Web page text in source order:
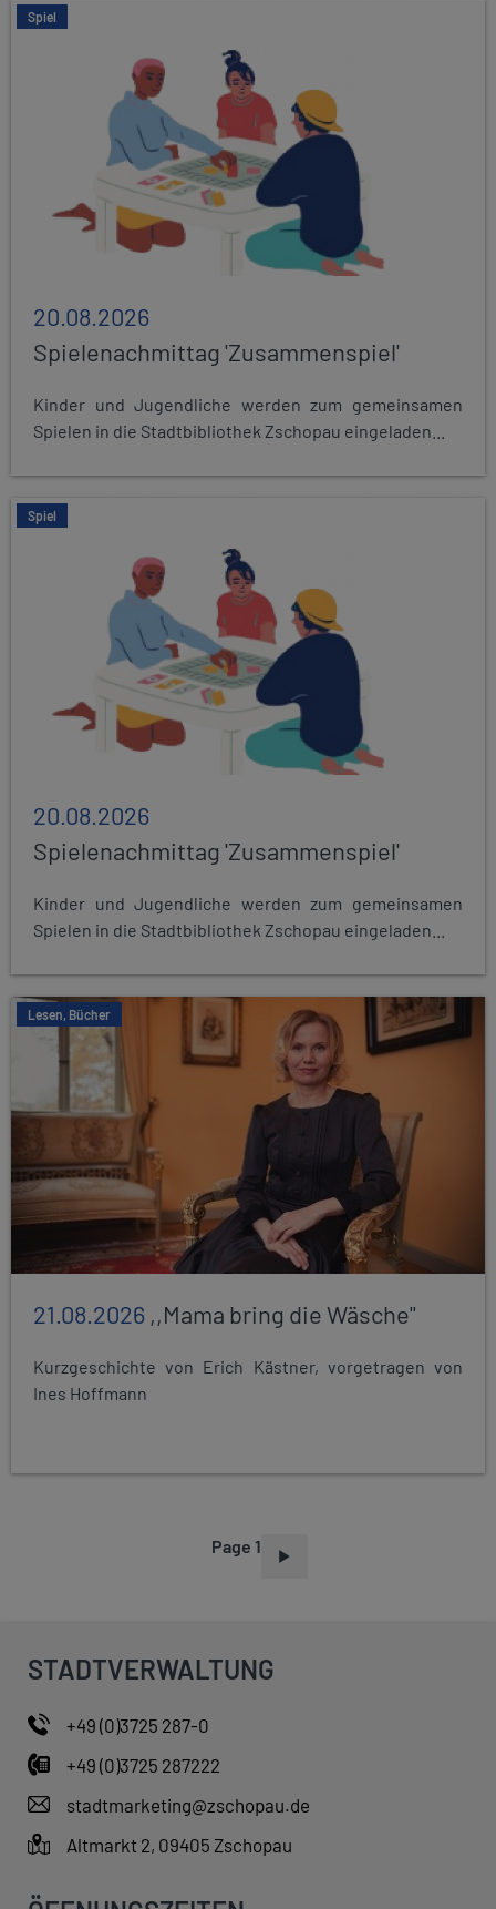
Spiel
20.08.2026
Spielenachmittag 'Zusammenspiel'
Kinder und Jugendliche werden zum gemeinsamen
Spielen in die Stadtbibliothek Zschopau eingeladen...
Spiel
20.08.2026
Spielenachmittag 'Zusammenspiel'
Kinder und Jugendliche werden zum gemeinsamen
Spielen in die Stadtbibliothek Zschopau eingeladen...
Lesen, Bücher
21.08.2026 ,,Mama bring die Wäsche"
Kurzgeschichte von Erich Kästner, vorgetragen von
Ines Hoffmann
Page 1
STADTVERWALTUNG
+49 (0)3725 287-0
+49 (0)3725 287222
stadtmarketing@zschopau.de
Altmarkt 2, 09405 Zschopau